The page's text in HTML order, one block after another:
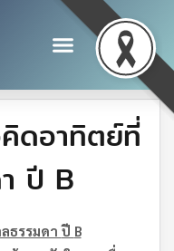
ดอาทิตย์ที่
ปี B
ธรรมดาปี B